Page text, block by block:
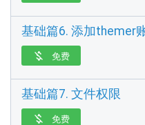
基础篇6. 添加themer
 免费
基础篇7. 文件权限
 免费